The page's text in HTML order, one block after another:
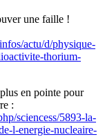
une faille !
actu/d/physique-
thorium-
en pointe pour
:
sciencess/5893-la-
l-energie-nucleaire-